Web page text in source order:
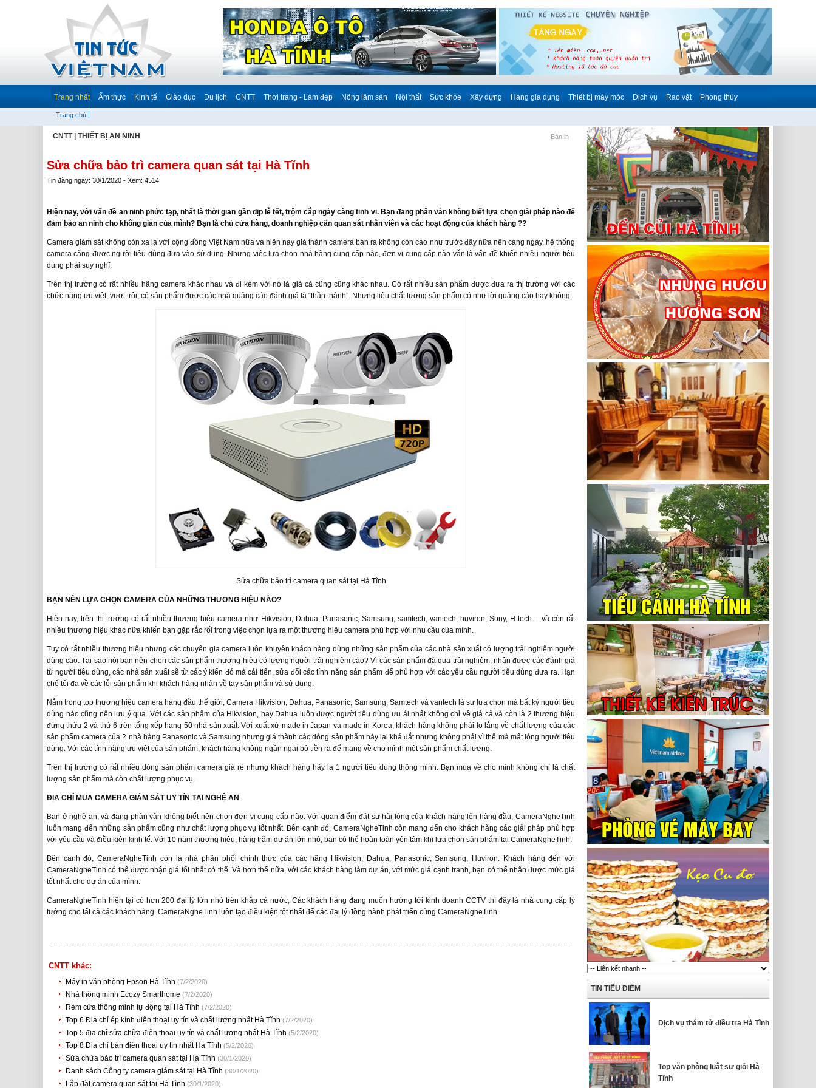
Trang nhất Ẩm thực Kinh tế Giáo dục Du lịch CNTT Thời trang - Làm đẹp Nông lâm sản Nội thất Sức khỏe Xây dựng Hàng gia dụng Thiết bị máy móc Dịch vụ Rao vặt Phong thủy
Trang chủ
CNTT| THIẾT BỊ AN NINH Bản in
Sửa chữa bảo trì camera quan sát tại Hà Tĩnh
Tin đăng ngày: 30/1/2020 - Xem: 4514
Hiện nay, với vấn đề an ninh phức tạp, nhất là thời gian gần dịp lễ tết, trộm cắp ngày càng tinh vi. Bạn đang phân vân không biết lựa chọn giải pháp nào để
đảm bảo an ninh cho không gian của mình? Bạn là chủ cửa hàng, doanh nghiệp cần quan sát nhân viên và các hoạt động của khách hàng ??
Camera giám sát không còn xa lạ với cộng đồng Việt Nam nữa và hiện nay giá thành camera bán ra không còn cao như trước đây nữa nên càng ngày, hệ thống
camera càng được người tiêu dùng đưa vào sử dụng. Nhưng việc lựa chọn nhà hãng cung cấp nào, đơn vị cung cấp nào vẫn là vấn đề khiến nhiều người tiêu
dùng phải suy nghĩ.
Trên thị trường có rất nhiều hãng camera khác nhau và đi kèm với nó là giá cả cũng cũng khác nhau. Có rất nhiều sản phẩm được đưa ra thị trường với các
chức năng ưu việt, vượt trội, có sản phẩm được các nhà quảng cáo đánh giá là “thần thánh”. Nhưng liệu chất lượng sản phẩm có như lời quảng cáo hay không.
Sửa chữa bảo trì camera quan sát tại Hà Tĩnh
BẠN NÊN LỰA CHỌN CAMERA CỦA NHỮNG THƯƠNG HIỆU NÀO?
Hiện nay, trên thị trường có rất nhiều thương hiệu camera như Hikvision, Dahua, Panasonic, Samsung, samtech, vantech, huviron, Sony, H-tech… và còn rất
nhiều thương hiệu khác nữa khiến bạn gặp rắc rối trong việc chọn lựa ra một thương hiệu camera phù hợp với nhu cầu của mình.
Tuy có rất nhiều thương hiệu nhưng các chuyên gia camera luôn khuyên khách hàng dùng những sản phẩm của các nhà sản xuất có lượng trải nghiệm người
dùng cao. Tại sao nói bạn nên chọn các sản phẩm thương hiệu có lượng người trải nghiệm cao? Vì các sản phẩm đã qua trải nghiệm, nhận được các đánh giá
từ người tiêu dùng, các nhà sản xuất sẽ từ các ý kiến đó mà cải tiến, sửa đổi các tính năng sản phẩm để phù hợp với các yêu cầu người tiêu dùng đưa ra. Hạn
chế tối đa về các lỗi sản phẩm khi khách hàng nhận về tay sản phẩm và sử dụng.
Nằm trong top thương hiệu camera hàng đầu thế giới, Camera Hikvision, Dahua, Panasonic, Samsung, Samtech và vantech là sự lựa chọn mà bất kỳ người tiêu
dùng nào cũng nên lưu ý qua. Với các sản phẩm của Hikvision, hay Dahua luôn được người tiêu dùng ưu ái nhất không chỉ về giá cả và còn là 2 thương hiệu
đứng thứu 2 và thứ 6 trên tổng xếp hạng 50 nhà sản xuất. Với xuất xứ made in Japan và made in Korea, khách hàng không phải lo lắng về chất lượng của các
sản phẩm camera của 2 nhà hàng Panasonic và Samsung nhưng giá thành các dòng sản phẩm này lại khá đắt nhưng không phải vì thế mà mất lòng người tiêu
dùng. Với các tính năng ưu việt của sản phẩm, khách hàng không ngần ngại bỏ tiền ra để mang về cho mình một sản phẩm chất lượng.
Trên thị trường có rất nhiều dòng sản phẩm camera giá rẻ nhưng khách hàng hãy là 1 người tiêu dùng thông minh. Bạn mua về cho mình không chỉ là chất
lượng sản phẩm mà còn chất lượng phục vụ.
ĐỊA CHỈ MUA CAMERA GIÁM SÁT UY TÍN TẠI NGHỆ AN
Bạn ở nghệ an, và đang phân vân không biết nên chọn đơn vị cung cấp nào. Với quan điểm đặt sự hài lòng của khách hàng lên hàng đầu, CameraNgheTinh
luôn mang đến những sản phẩm cũng như chất lượng phục vụ tốt nhất. Bên cạnh đó, CameraNgheTinh còn mang đến cho khách hàng các giải pháp phù hợp
với yêu cầu và điều kiện kinh tế. Với 10 năm thương hiệu, hàng trăm dự án lớn nhỏ, bạn có thể hoàn toàn yên tâm khi lựa chọn sản phẩm tại CameraNgheTinh.
Bên cạnh đó, CameraNgheTinh còn là nhà phân phối chính thức của các hãng Hikvision, Dahua, Panasonic, Samsung, Huviron. Khách hàng đến với
CameraNgheTinh có thể được nhận giá tốt nhất có thể. Và hơn thế nữa, với các khách hàng làm dự án, với mức giá cạnh tranh, bạn có thể nhận được mức giá
tốt nhất cho dự án của mình.
CameraNgheTinh hiện tại có hơn 200 đại lý lớn nhỏ trên khắp cả nước, Các khách hàng đang muốn hướng tới kinh doanh CCTV thì đây là nhà cung cấp lý
tưởng cho tất cả các khách hàng. CameraNgheTinh luôn tạo điều kiện tốt nhất để các đại lý đồng hành phát triển cùng CameraNgheTinh
CNTT khác:
Máy in văn phòng Epson Hà Tĩnh (7/2/2020)
Nhà thông minh Ecozy Smarthome (7/2/2020)
Rèm cửa thông minh tự động tại Hà Tĩnh (7/2/2020)
Top 6 Địa chỉ ép kính điện thoại uy tín và chất lượng nhất Hà Tĩnh (7/2/2020)
Top 5 địa chỉ sửa chữa điện thoại uy tín và chất lượng nhất Hà Tĩnh (5/2/2020)
Top 8 Địa chỉ bán điện thoại uy tín nhất Hà Tĩnh (5/2/2020)
Sửa chữa bảo trì camera quan sát tại Hà Tĩnh (30/1/2020)
Danh sách Công ty camera giám sát tại Hà Tĩnh (30/1/2020)
Lắp đặt camera quan sát tại Hà Tĩnh (30/1/2020)
TIN TIÊU ĐIỂM
Dịch vụ thám tử điều tra Hà Tĩnh
Top văn phòng luật sư giỏi Hà
Tĩnh